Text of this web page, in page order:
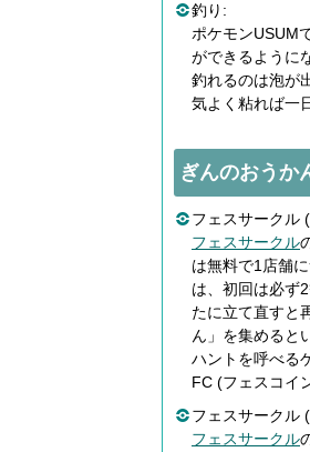
釣り:
ポケモンUSUM
ができるように
釣れるのは泡が
気よく粘れば一
ぎんのおうか
フェスサークル
フェスサークル
は無料で1店舗
は、初回は必ず
たに立て直すと
ん」を集めると
ハントを呼べる
FC (フェスコイ
フェスサークル
フェスサークル